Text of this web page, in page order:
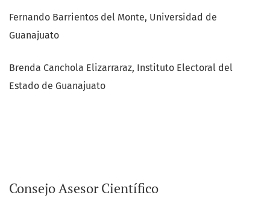
Fernando Barrientos del Monte, Universidad de
Guanajuato
Brenda Canchola Elizarraraz, Instituto Electoral del
Estado de Guanajuato
Consejo Asesor Científico